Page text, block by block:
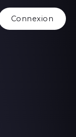
Connexion